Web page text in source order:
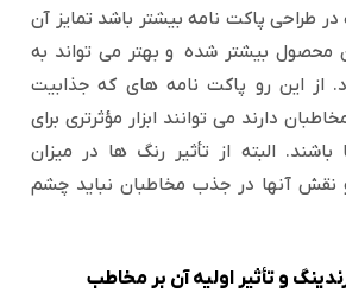
طراحی پاکت نامه بیشتر باشد تمایز آن
محصول بیشتر شده و بهتر می تواند به
از این رو پاکت نامه های که جذابیت
دارند می توانند ابزار مؤثرتری برای
البته از تأثیر رنگ ها در میزان
نقش آنها در جذب مخاطبان نباید چشم
و تأثیر اولیه آن بر مخاطب